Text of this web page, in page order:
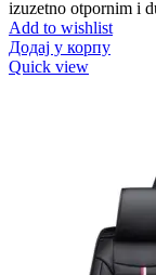
izuzetno otpornim i
Add to wishlist
Додај у корпу
Quick view